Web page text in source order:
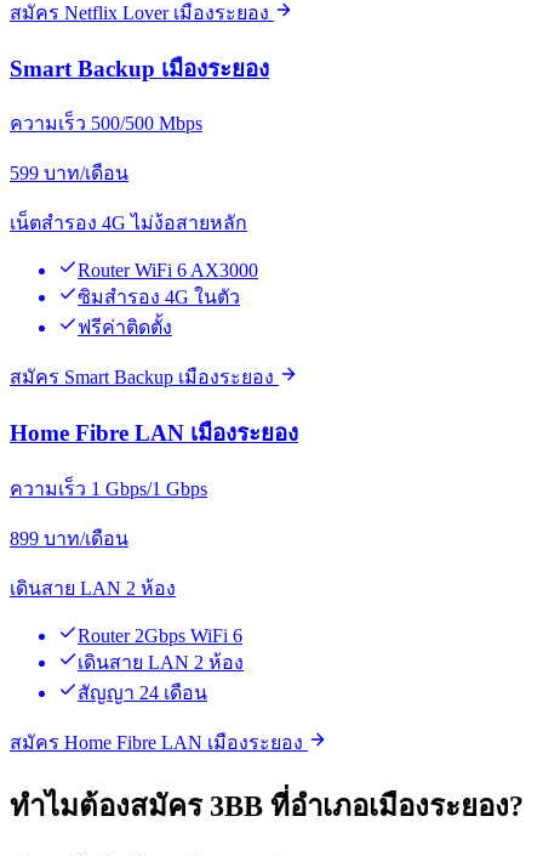
สมัคร Netflix Lover เมืองระยอง
Smart Backup เมืองระยอง
ความเร็ว 500/500 Mbps
599 บาท/เดือน
เน็ตสำรอง 4G ไม่ง้อสายหลัก
Router WiFi 6 AX3000
ซิมสำรอง 4G ในตัว
ฟรีค่าติดตั้ง
สมัคร Smart Backup เมืองระยอง
Home Fibre LAN เมืองระยอง
ความเร็ว 1 Gbps/1 Gbps
899 บาท/เดือน
เดินสาย LAN 2 ห้อง
Router 2Gbps WiFi 6
เดินสาย LAN 2 ห้อง
สัญญา 24 เดือน
สมัคร Home Fibre LAN เมืองระยอง
ทำไมต้องสมัคร 3BB ที่อำเภอเมืองระยอง?